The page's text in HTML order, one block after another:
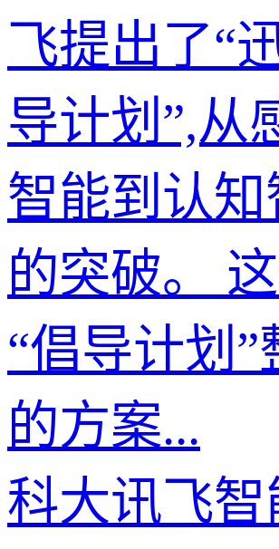
飞提出了“
导计划”,从
智能到认知
的突破。
“倡导计划”
的方案...
科大讯飞智